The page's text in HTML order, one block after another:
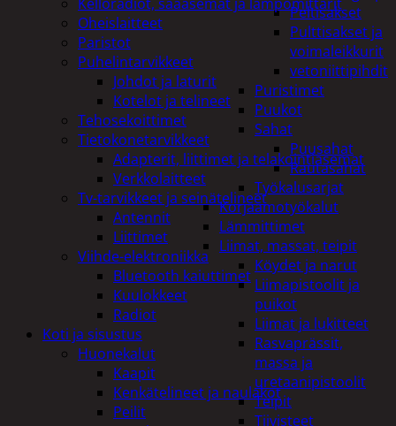
Peltisakset
Pulttisakset ja
voimaleikkurit
vetoniittipihdit
Puristimet
Puukot
Sahat
Puusahat
Rautasahat
Työkalusarjat
Korjaamotyökalut
Lämmittimet
Liimat, massat, teipit
Köydet ja narut
Liimapistoolit ja
puikot
Liimat ja lukitteet
Rasvaprässit,
massa ja
uretaanipistoolit
Teipit
Tiivisteet
Oheislaitteet
Paristot
Puhelintarvikkeet
Johdot ja laturit
Kotelot ja telineet
Tehosekoittimet
Tietokonetarvikkeet
Adapterit, liittimet ja telakointiasemat
Verkkolaitteet
Tv-tarvikkeet ja seinätelineet
Antennit
Liittimet
Viihde-elektroniikka
Bluetooth kaiuttimet
Kuulokkeet
Radiot
Koti ja sisustus
Huonekalut
Kaapit
Kenkätelineet ja naulakot
Peilit